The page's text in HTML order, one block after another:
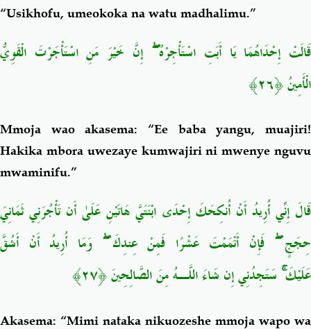
“Usikhofu, umeokoka na watu madhalimu.”
قَالَتْ إِحْدَاهُمَا يَا أَبَتِ اسْتَأْجِرْهُ إِنَّ خَيْرَ مَنِ اسْتَأْجَرْتَ الْقَوِيُّ
الْأَمِينُ ﴿٢٦﴾
Mmoja wao akasema: “Ee baba yangu, muajiri!
Hakika mbora uwezaye kumwajiri ni mwenye nguvu
mwaminifu.”
قَالَ إِنِّي أُرِيدُ أَنْ أُنكِحَكَ إِحْدَى ابْنَتَيَّ هَاتَيْنِ عَلَىٰ أَن تَأْجُرَنِي ثَمَانِيَ
حِجَجٍ فَإِنْ أَتْمَمْتَ عَشْرًا فَمِنْ عِندِكَ وَمَا أُرِيدُ أَنْ أَشُقَّ
عَلَيْكَ سَتَجِدُنِي إِن شَاءَ اللَّـهُ مِنَ الصَّالِحِينَ ﴿٢٧﴾
Akasema: “Mimi nataka nikuozeshe mmoja wapo wa